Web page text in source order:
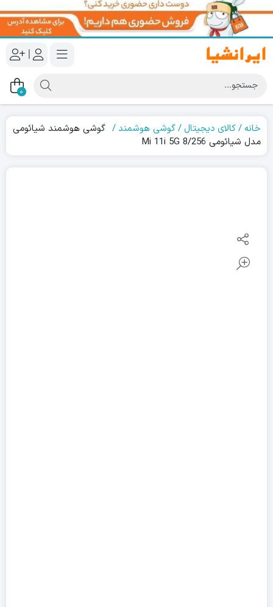
|
0
خانه کالای دیجیتال گوشی هوشمند
گوشی هوشمند شیائومی
مدل شیائومی Mi 11i 5G 8/256